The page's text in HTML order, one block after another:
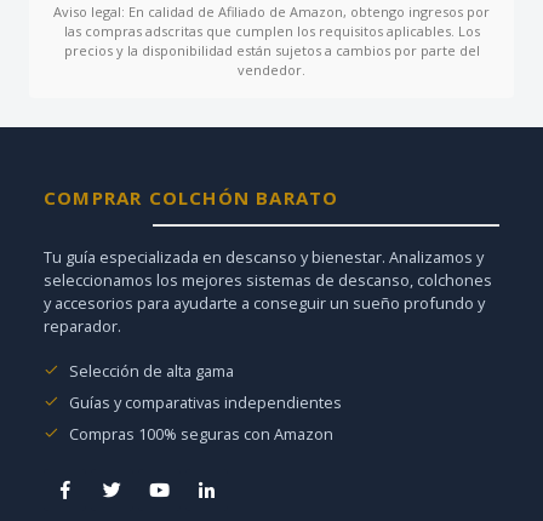
Aviso legal: En calidad de Afiliado de Amazon, obtengo ingresos por
las compras adscritas que cumplen los requisitos aplicables. Los
precios y la disponibilidad están sujetos a cambios por parte del
vendedor.
COMPRAR COLCHÓN BARATO
Tu guía especializada en descanso y bienestar. Analizamos y
seleccionamos los mejores sistemas de descanso, colchones
y accesorios para ayudarte a conseguir un sueño profundo y
reparador.
Selección de alta gama
Guías y comparativas independientes
Compras 100% seguras con Amazon